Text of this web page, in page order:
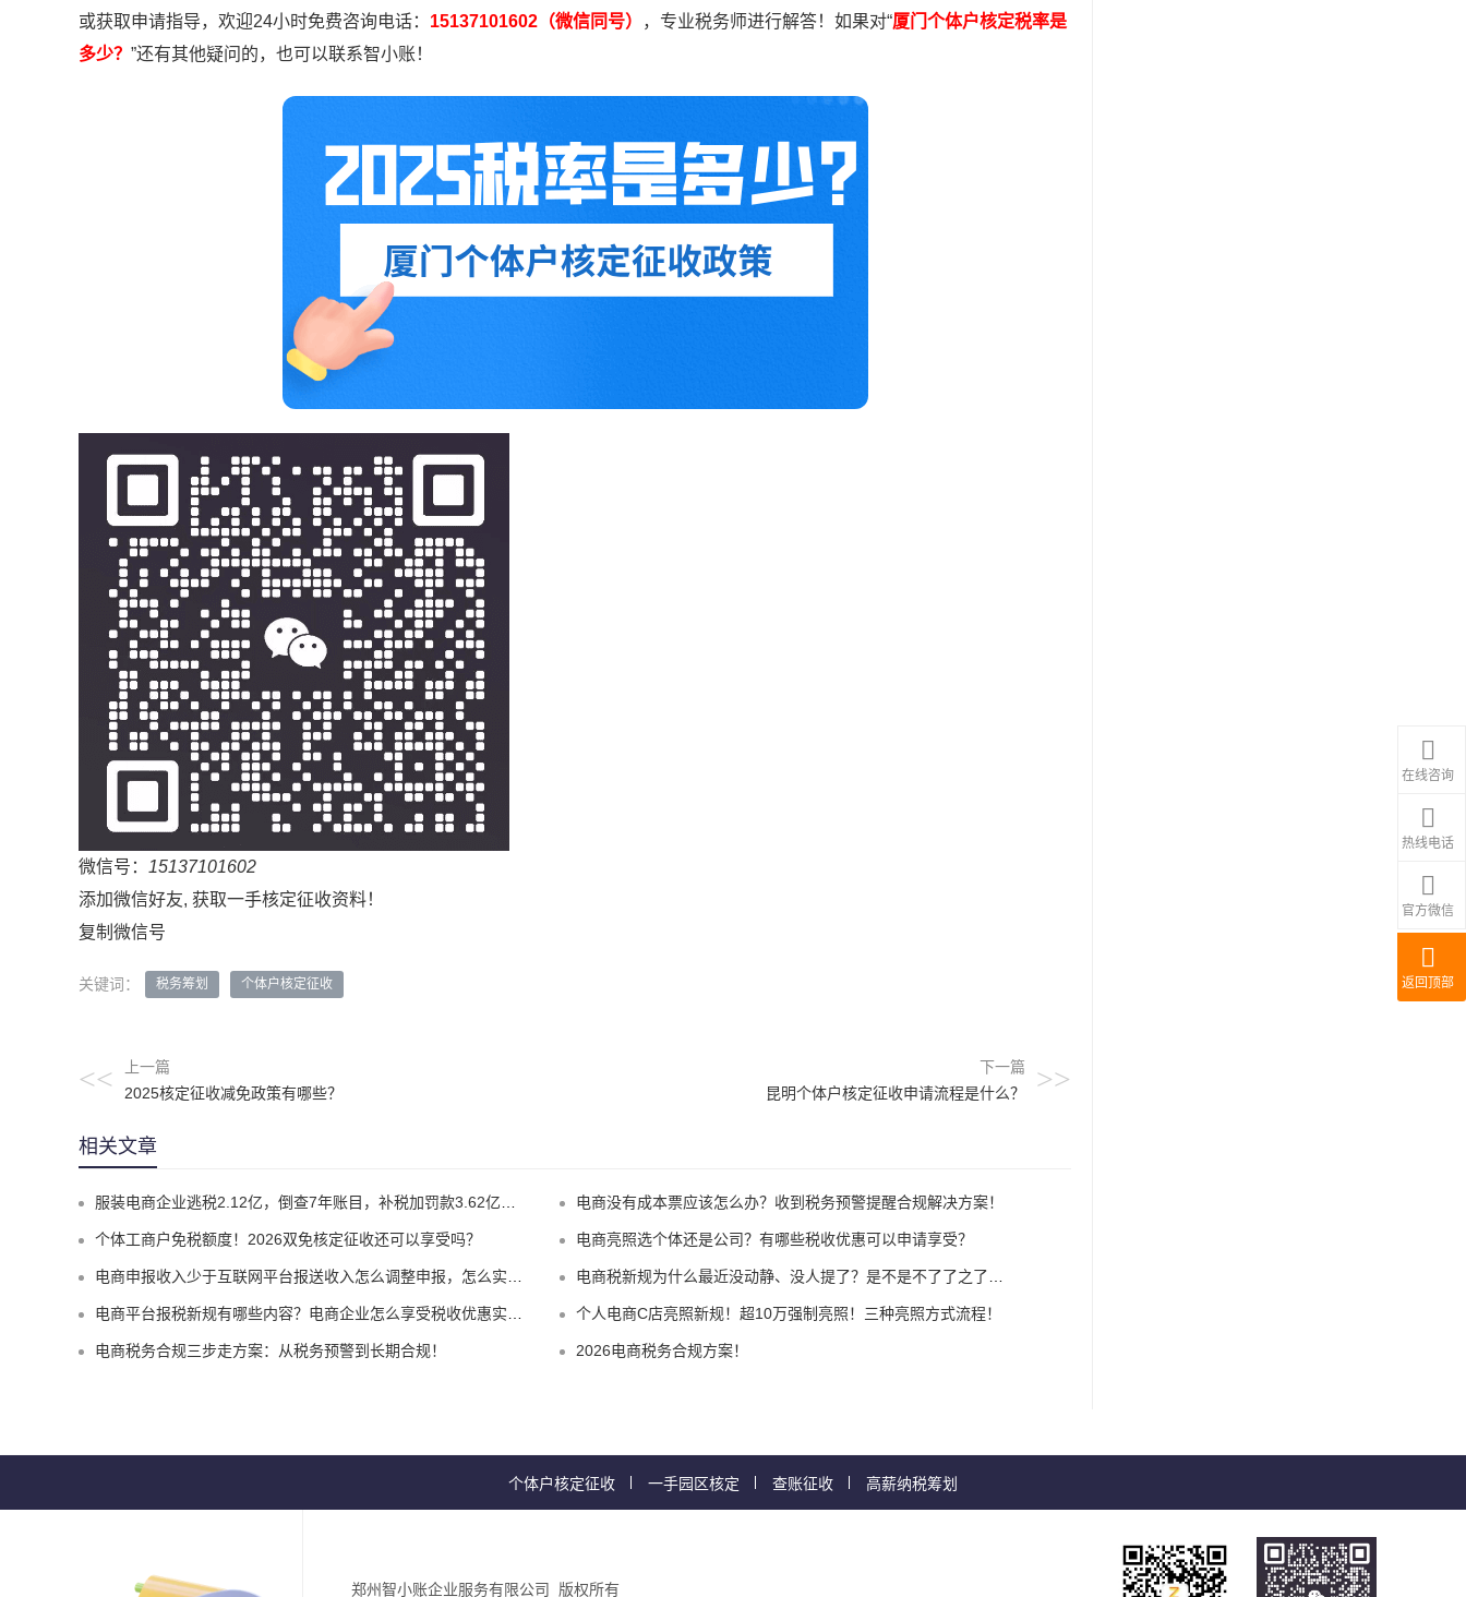
或获取申请指导，欢迎24小时免费咨询电话： 15137101602（微信同号） ，专业税务师进行解答！如果对“厦门个体户核定税率是
多少？ ”还有其他疑问的，也可以联系智小账！
微信号： 15137101602
添加微信好友, 获取一手核定征收资料！
复制微信号
关键词： 税务筹划 个体户核定征收
<<
上一篇
2025核定征收减免政策有哪些？
下一篇
昆明个体户核定征收申请流程是什么？
>>
相关文章
服装电商企业逃税2.12亿，倒查7年账目，补税加罚款3.62亿元！ 电商没有成本票应该怎么办？收到税务预警提醒合规解决方案！
个体工商户免税额度！2026双免核定征收还可以享受吗？ 电商亮照选个体还是公司？有哪些税收优惠可以申请享受？
电商申报收入少于互联网平台报送收入怎么调整申报，怎么实现合规申报享受税收优惠！ 电商税新规为什么最近没动静、没人提了？是不是不了了之了嘛？
电商平台报税新规有哪些内容？电商企业怎么享受税收优惠实现税务合规？ 个人电商C店亮照新规！超10万强制亮照！三种亮照方式流程！
电商税务合规三步走方案：从税务预警到长期合规！ 2026电商税务合规方案！
在线咨询
热线电话
官方微信
返回顶部
个体户核定征收 一手园区核定 查账征收 高薪纳税筹划
郑州智小账企业服务有限公司 版权所有